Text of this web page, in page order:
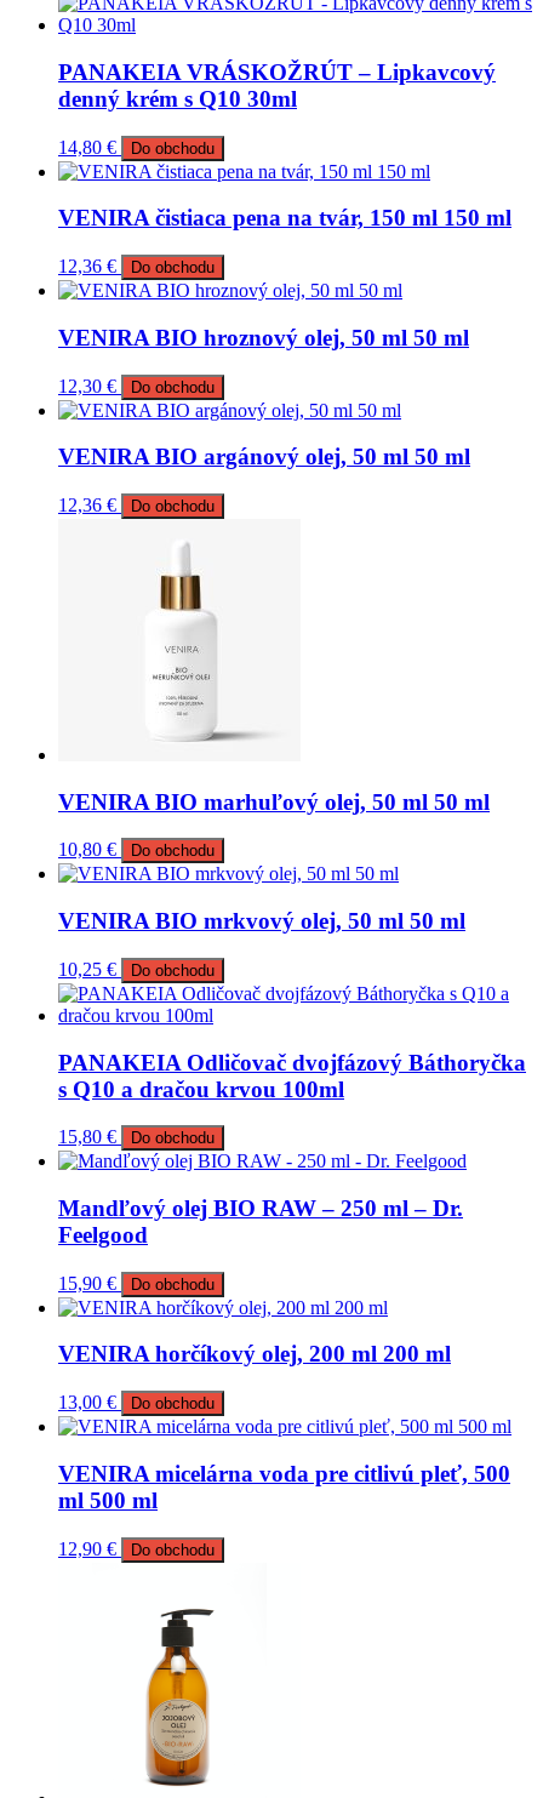
PANAKEIA VRÁSKOŽRÚT – Lipkavcový
denný krém s Q10 30ml
14,80 € Do obchodu
VENIRA čistiaca pena na tvár, 150 ml 150 ml
12,36 € Do obchodu
VENIRA BIO hroznový olej, 50 ml 50 ml
12,30 € Do obchodu
VENIRA BIO argánový olej, 50 ml 50 ml
12,36 € Do obchodu
VENIRA BIO marhuľový olej, 50 ml 50 ml
10,80 € Do obchodu
VENIRA BIO mrkvový olej, 50 ml 50 ml
10,25 € Do obchodu
PANAKEIA Odličovač dvojfázový Báthoryčka
s Q10 a dračou krvou 100ml
15,80 € Do obchodu
Mandľový olej BIO RAW – 250 ml – Dr.
Feelgood
15,90 € Do obchodu
VENIRA horčíkový olej, 200 ml 200 ml
13,00 € Do obchodu
VENIRA micelárna voda pre citlivú pleť, 500
ml 500 ml
12,90 € Do obchodu